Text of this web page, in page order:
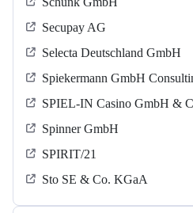
Secupay AG
Selecta Deutschland GmbH
Spiekermann GmbH
SPIEL-IN Casino GmbH &
Spinner GmbH
SPIRIT/21
Sto SE & Co. KGaA